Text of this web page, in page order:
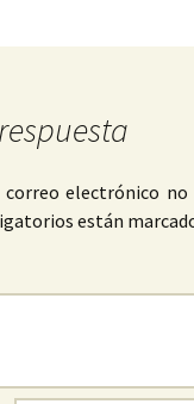
correo electrónico no
están